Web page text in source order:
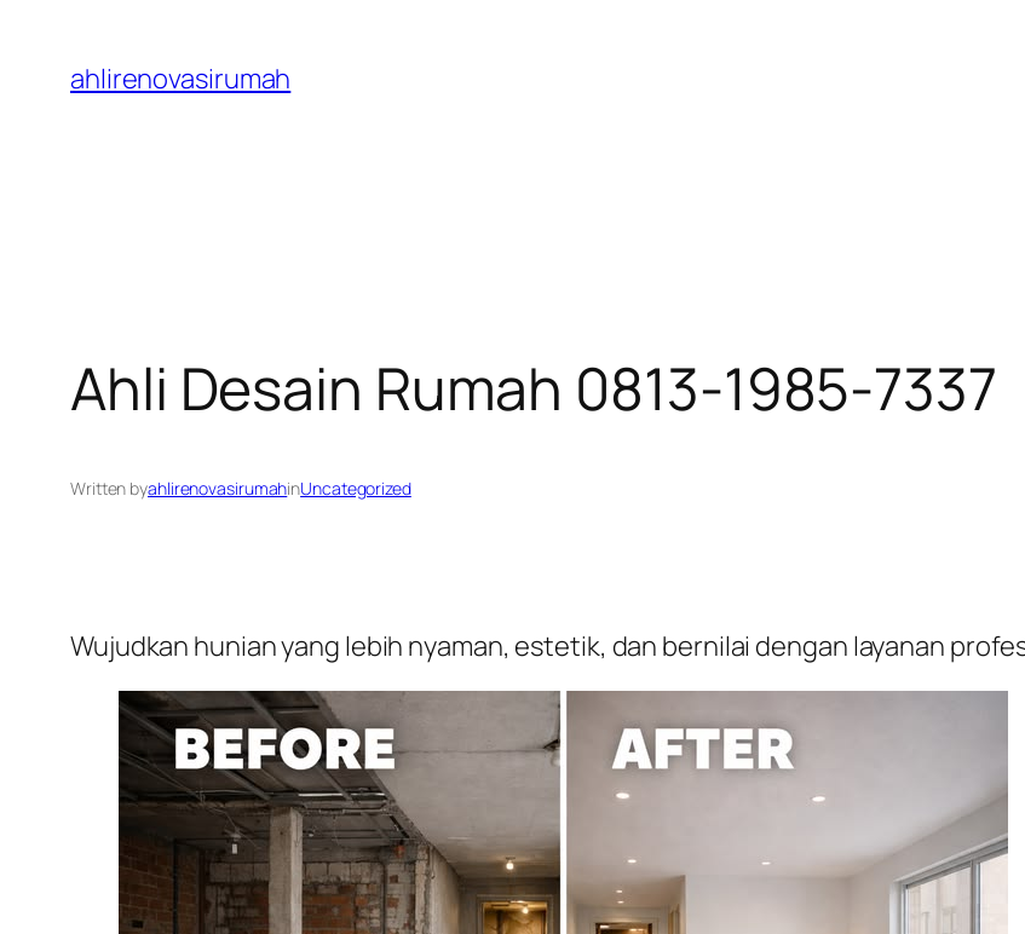
content
ahlirenovasirumah
Ahli Desain Rumah 0813-1985-7337
Written byahlirenovasirumahinUncategorized
Wujudkan hunian yang lebih nyaman, estetik, dan bernilai dengan layanan